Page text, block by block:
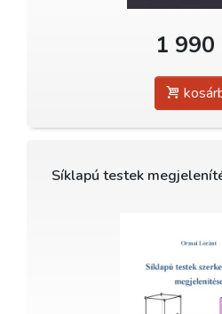
1 990
Síklapú testek